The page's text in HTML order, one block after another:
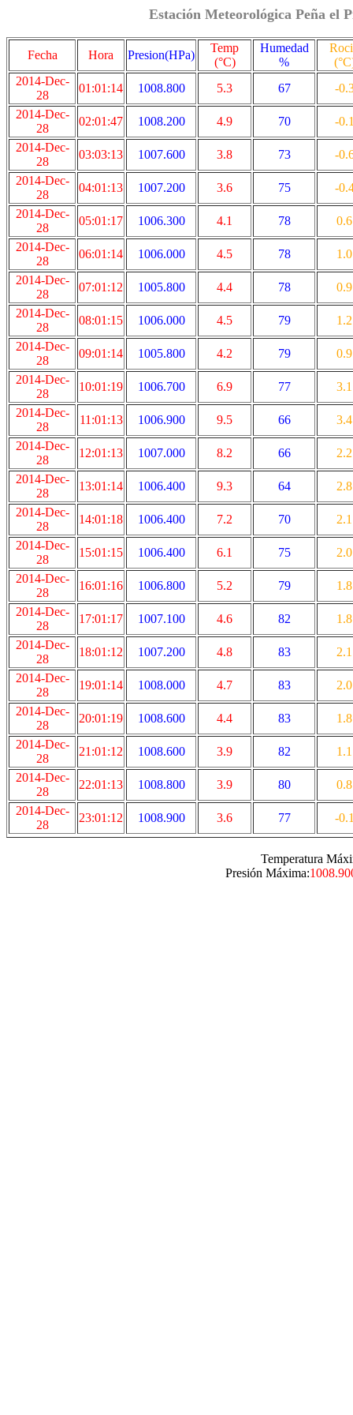
Estación Meteorológica Peña el
Fecha Hora Presion(HPa)
Temp
(°C)
Humedad
%
2014-Dec-
28
01:01:14 1008.800 5.3 67
-
2014-Dec-
28
02:01:47 1008.200 4.9 70
-
2014-Dec-
28
03:03:13 1007.600 3.8 73
-
2014-Dec-
28
04:01:13 1007.200 3.6 75
-
2014-Dec-
28
05:01:17 1006.300 4.1 78
0.6
2014-Dec-
28
06:01:14 1006.000 4.5 78
1.0
2014-Dec-
28
07:01:12 1005.800 4.4 78
0.9
2014-Dec-
28
08:01:15 1006.000 4.5 79
1.2
2014-Dec-
28
09:01:14 1005.800 4.2 79
0.9
2014-Dec-
28
10:01:19 1006.700 6.9 77
3.1
2014-Dec-
28
11:01:13 1006.900 9.5 66
3.4
2014-Dec-
28
12:01:13 1007.000 8.2 66
2.2
2014-Dec-
28
13:01:14 1006.400 9.3 64
2.8
2014-Dec-
28
14:01:18 1006.400 7.2 70
2.1
2014-Dec-
28
15:01:15 1006.400 6.1 75
2.0
2014-Dec-
28
16:01:16 1006.800 5.2 79
1.8
2014-Dec-
28
17:01:17 1007.100 4.6 82
1.8
2014-Dec-
28
18:01:12 1007.200 4.8 83
2.1
2014-Dec-
28
19:01:14 1008.000 4.7 83
2.0
2014-Dec-
28
20:01:19 1008.600 4.4 83
1.8
2014-Dec-
28
21:01:12 1008.600 3.9 82
1.1
2014-Dec-
28
22:01:13 1008.800 3.9 80
0.8
2014-Dec-
28
23:01:12 1008.900 3.6 77 -
Temperatura
Presión Máxima: